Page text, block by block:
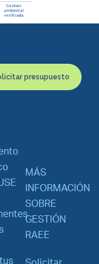
presupuesto
MÁS
INFORMACIÓN
SOBRE
GESTIÓN
RAEE